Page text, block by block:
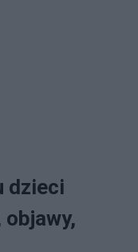
dzieci